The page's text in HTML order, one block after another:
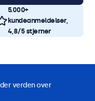
5.000+
kundeanmeldelser,
4,8/5 stjerner
verden over